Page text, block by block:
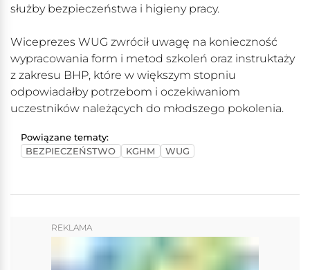
służby bezpieczeństwa i higieny pracy.
Wiceprezes WUG zwrócił uwagę na konieczność
wypracowania form i metod szkoleń oraz instruktaży
z zakresu BHP, które w większym stopniu
odpowiadałby potrzebom i oczekiwaniom
uczestników należących do młodszego pokolenia.
Powiązane tematy:
BEZPIECZEŃSTWO
KGHM WUG
REKLAMA